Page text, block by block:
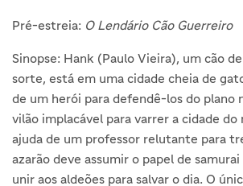
Pré-estreia: O Lendário Cão Guerreiro
Sinopse: Hank (Paulo Vieira), um cão
sorte, está em uma cidade cheia de
de um herói para defendê-los do plano
vilão implacável para varrer a cidade do
ajuda de um professor relutante para
azarão deve assumir o papel de samurai
unir aos aldeões para salvar o dia. O